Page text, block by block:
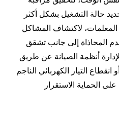
حالة التشغيل بشكل أكثر
لاكتشاف المشاكل
المحاذاة إلى جانب تشقق
لإدارة أنظمة الصيانة عن طريق
انقطاع التيار الكهربائي الناجم
الحماية الاستقرار